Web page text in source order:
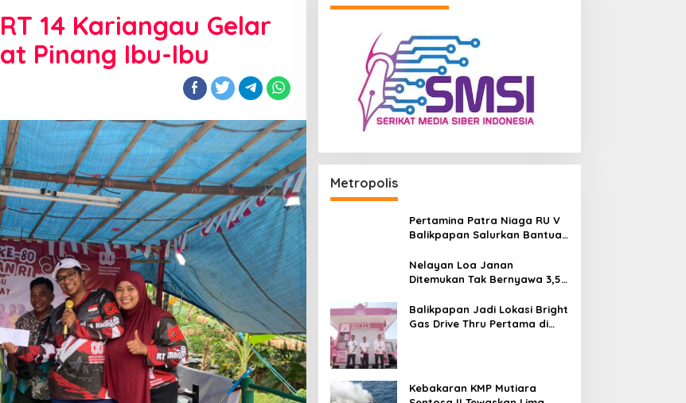
14 Kariangau Gelar
Pinang Ibu-Ibu
Metropolis
Pertamina Patra Niaga RU V
Balikpapan Salurkan Bantuan
Kilang
Nelayan Loa Janan
Ditemukan Tak Bernyawa 3,5
Kejadian di Sungai Mahakam
Balikpapan Jadi Lokasi Bright
Gas Drive Thru Pertama di
Kebakaran KMP Mutiara